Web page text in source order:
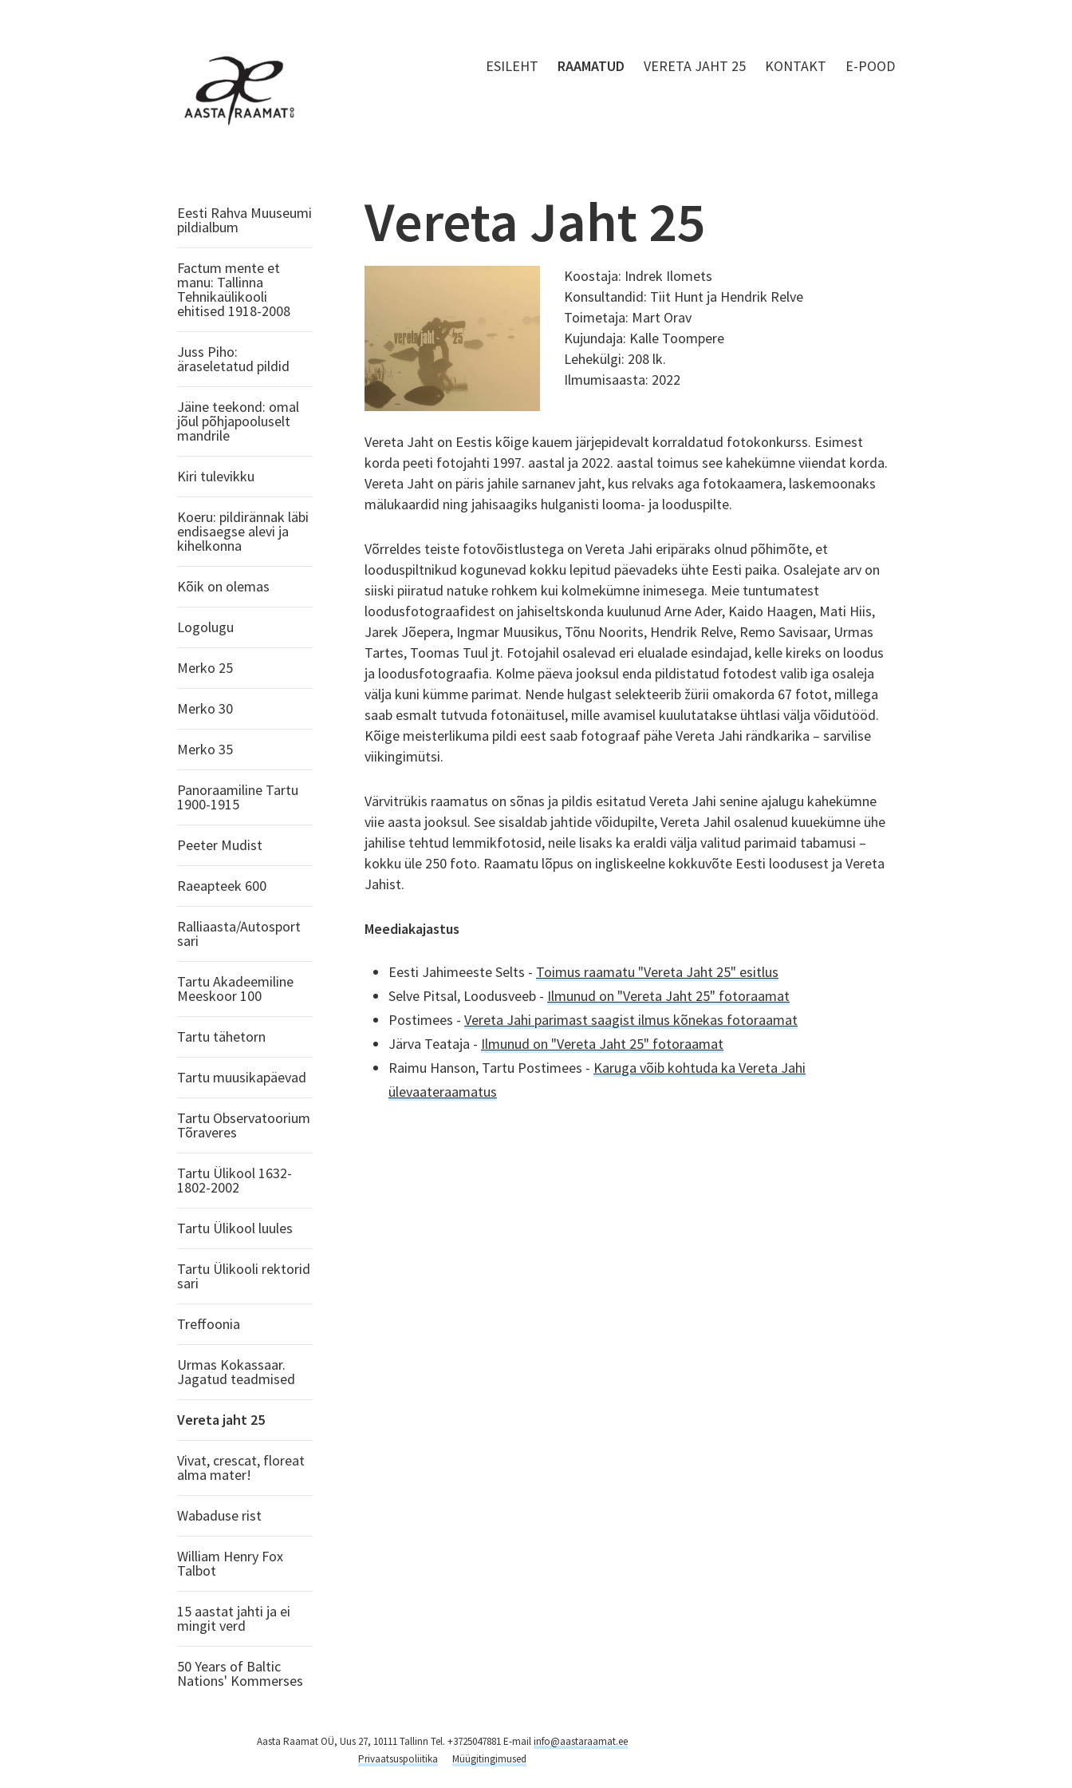
ESILEHT RAAMATUD VERETA JAHT 25 KONTAKT E-POOD
Eesti Rahva Muuseumi
pildialbum
Factum mente et
manu: Tallinna
Tehnikaülikooli
ehitised 1918-2008
Juss Piho:
äraseletatud pildid
Jäine teekond: omal
jõul põhjapooluselt
mandrile
Kiri tulevikku
Koeru: pildirännak läbi
endisaegse alevi ja
kihelkonna
Kõik on olemas
Logolugu
Merko 25
Merko 30
Merko 35
Panoraamiline Tartu
1900-1915
Peeter Mudist
Raeapteek 600
Ralliaasta/Autosport
sari
Tartu Akadeemiline
Meeskoor 100
Tartu tähetorn
Tartu muusikapäevad
Tartu Observatoorium
Tõraveres
Tartu Ülikool 1632-
1802-2002
Tartu Ülikool luules
Tartu Ülikooli rektorid
sari
Treffoonia
Urmas Kokassaar.
Jagatud teadmised
Vereta jaht 25
Vivat, crescat, floreat
alma mater!
Wabaduse rist
William Henry Fox
Talbot
15 aastat jahti ja ei
mingit verd
50 Years of Baltic
Nations' Kommerses
Vereta Jaht 25
Koostaja: Indrek Ilomets
Konsultandid: Tiit Hunt ja Hendrik Relve
Toimetaja: Mart Orav
Kujundaja: Kalle Toompere
Lehekülgi: 208 lk.
Ilmumisaasta: 2022
Vereta Jaht on Eestis kõige kauem järjepidevalt korraldatud fotokonkurss. Esimest
korda peeti fotojahti 1997. aastal ja 2022. aastal toimus see kahekümne viiendat korda.
Vereta Jaht on päris jahile sarnanev jaht, kus relvaks aga fotokaamera, laskemoonaks
mälukaardid ning jahisaagiks hulganisti looma- ja looduspilte.
Võrreldes teiste fotovõistlustega on Vereta Jahi eripäraks olnud põhimõte, et
looduspiltnikud kogunevad kokku lepitud päevadeks ühte Eesti paika. Osalejate arv on
siiski piiratud natuke rohkem kui kolmekümne inimesega. Meie tuntumatest
loodusfotograafidest on jahiseltskonda kuulunud Arne Ader, Kaido Haagen, Mati Hiis,
Jarek Jõepera, Ingmar Muusikus, Tõnu Noorits, Hendrik Relve, Remo Savisaar, Urmas
Tartes, Toomas Tuul jt. Fotojahil osalevad eri elualade esindajad, kelle kireks on loodus
ja loodusfotograafia. Kolme päeva jooksul enda pildistatud fotodest valib iga osaleja
välja kuni kümme parimat. Nende hulgast selekteerib žürii omakorda 67 fotot, millega
saab esmalt tutvuda fotonäitusel, mille avamisel kuulutatakse ühtlasi välja võidutööd.
Kõige meisterlikuma pildi eest saab fotograaf pähe Vereta Jahi rändkarika – sarvilise
viikingimütsi.
Värvitrükis raamatus on sõnas ja pildis esitatud Vereta Jahi senine ajalugu kahekümne
viie aasta jooksul. See sisaldab jahtide võidupilte, Vereta Jahil osalenud kuuekümne ühe
jahilise tehtud lemmikfotosid, neile lisaks ka eraldi välja valitud parimaid tabamusi –
kokku üle 250 foto. Raamatu lõpus on ingliskeelne kokkuvõte Eesti loodusest ja Vereta
Jahist.
Meediakajastus
Eesti Jahimeeste Selts - Toimus raamatu "Vereta Jaht 25" esitlus
Selve Pitsal, Loodusveeb - Ilmunud on "Vereta Jaht 25" fotoraamat
Postimees - Vereta Jahi parimast saagist ilmus kõnekas fotoraamat
Järva Teataja - Ilmunud on "Vereta Jaht 25" fotoraamat
Raimu Hanson, Tartu Postimees - Karuga võib kohtuda ka Vereta Jahi
ülevaateraamatus
Aasta Raamat OÜ, Uus 27, 10111 Tallinn Tel. +3725047881 E-mailinfo@aastaraamat.ee
Privaatsuspoliitika
Müügitingimused